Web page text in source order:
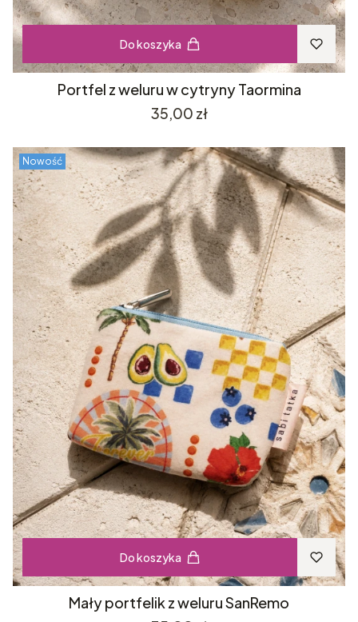
Do koszyka
Portfel z weluru w cytryny Taormina
Cena
35,00 zł
Nowość
Do koszyka
Mały portfelik z weluru SanRemo